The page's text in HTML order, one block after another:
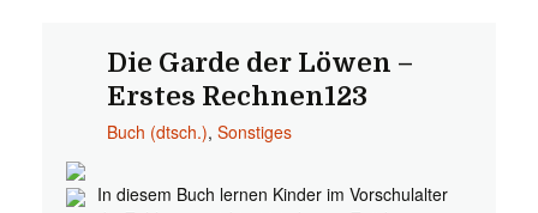
Die Garde der Löwen –
Erstes Rechnen123
Buch (dtsch.), Sonstiges
In diesem Buch lernen Kinder im Vorschulalter